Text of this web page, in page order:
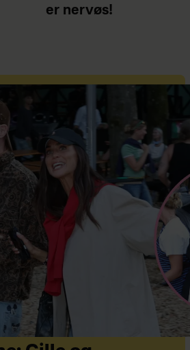
er nervøs!